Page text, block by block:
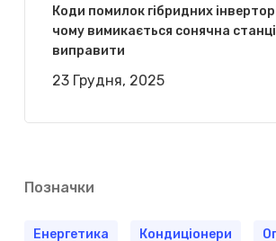
Коди помилок гібридних
чому вимикається сонячна
виправити
23 Грудня, 2025
Позначки
Енергетика Кондиціонери